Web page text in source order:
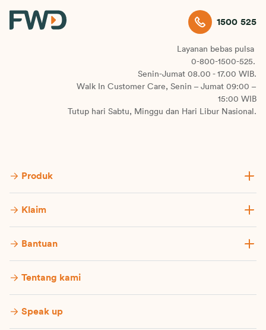
1500 525
Layanan bebas pulsa
0-800-1500-525.
Senin-Jumat 08.00 - 17.00 WIB.
Walk In Customer Care, Senin – Jumat 09:00 –
15:00 WIB
Tutup hari Sabtu, Minggu dan Hari Libur Nasional.
Produk
Klaim
Bantuan
Tentang kami
Speak up